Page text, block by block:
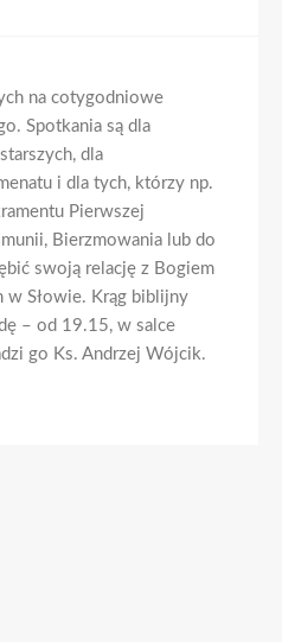
na cotygodniowe
Spotkania są dla
dla
i dla tych, którzy np.
Pierwszej
Bierzmowania lub do
swoją relację z Bogiem
w Słowie. Krąg biblijny
– od 19.15, w salce
go Ks. Andrzej Wójcik.